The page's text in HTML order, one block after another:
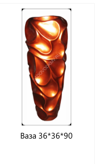
Ваза 36*36*90